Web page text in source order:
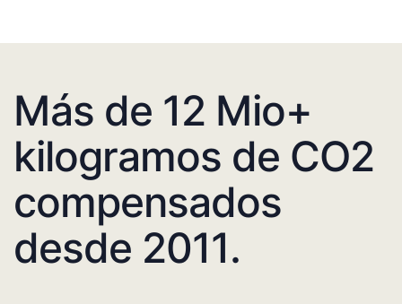
Más de 12 Mio+
kilogramos de CO2
compensados
desde 2011.